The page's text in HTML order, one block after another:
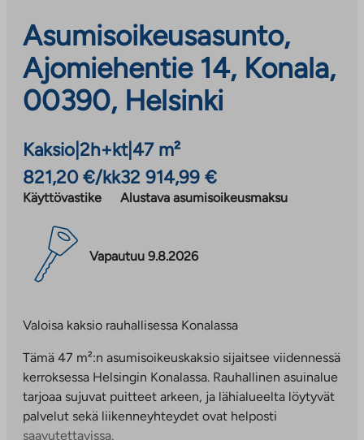
Asumisoikeusasunto,
Ajomiehentie 14, Konala,
00390, Helsinki
Kaksio 2h+kt| 47 m²
821,20 €/kk
Käyttövastike
32 914,99 €
Alustava asumisoikeusmaksu
Vapautuu 9.8.2026
Valoisa kaksio rauhallisessa Konalassa
Tämä 47 m²:n asumisoikeuskaksio sijaitsee viidennessä
kerroksessa Helsingin Konalassa. Rauhallinen asuinalue
tarjoaa sujuvat puitteet arkeen, ja lähialueelta löytyvät
palvelut sekä liikenneyhteydet ovat helposti
saavutettavissa.